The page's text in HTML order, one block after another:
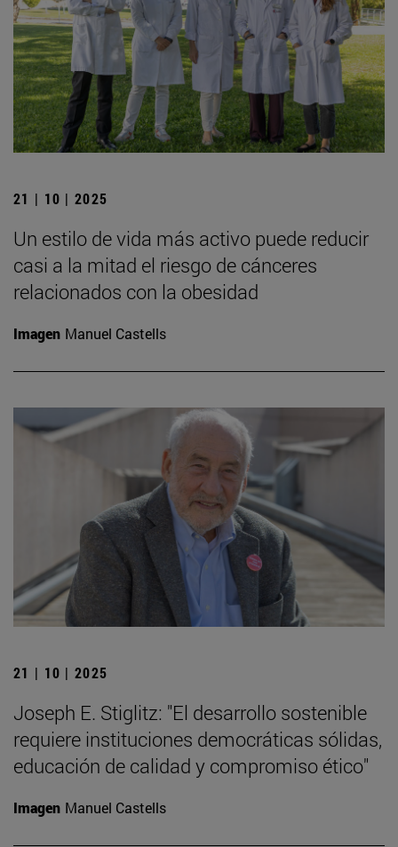
21 | 10 | 2025
Un estilo de vida más activo puede reducir
casi a la mitad el riesgo de cánceres
relacionados con la obesidad
Imagen Manuel Castells
21 | 10 | 2025
Joseph E. Stiglitz: "El desarrollo sostenible
requiere instituciones democráticas sólidas,
educación de calidad y compromiso ético"
Imagen Manuel Castells